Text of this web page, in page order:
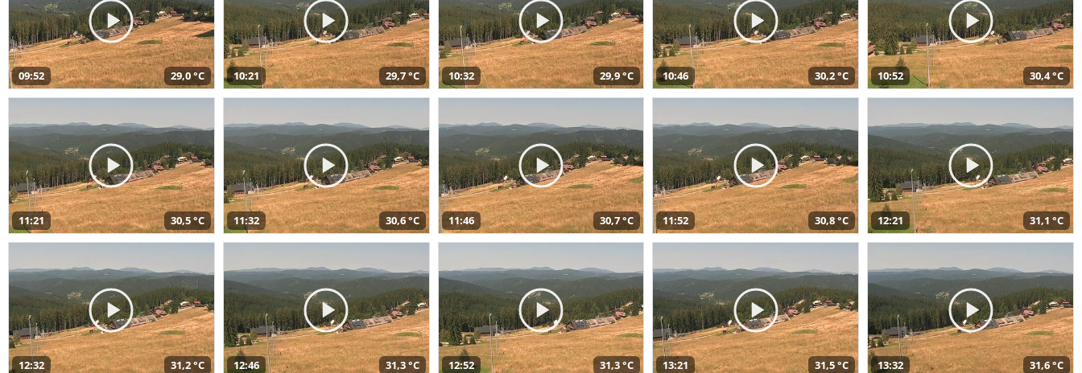
09:52 29,0 °C 10:21 29,7 °C 10:32 29,9 °C 10:46 30,2 °C 10:52 30,4 °C
11:21 30,5 °C 11:32 30,6 °C 11:46 30,7 °C 11:52 30,8 °C 12:21 31,1 °C
12:32 31,2 °C 12:46 31,3 °C 12:52 31,3 °C 13:21 31,5 °C 13:32 31,6 °C